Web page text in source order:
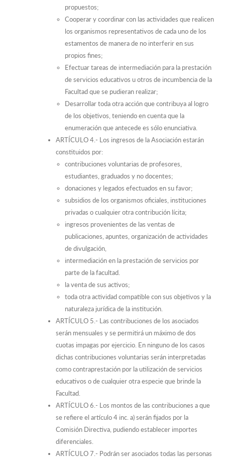
propuestos;
Cooperar y coordinar con las actividades que realicen
los organismos representativos de cada uno de los
estamentos de manera de no interferir en sus
propios fines;
Efectuar tareas de intermediación para la prestación
de servicios educativos u otros de incumbencia de la
Facultad que se pudieran realizar;
Desarrollar toda otra acción que contribuya al logro
de los objetivos, teniendo en cuenta que la
enumeración que antecede es sólo enunciativa.
ARTÍCULO 4.- Los ingresos de la Asociación estarán
constituidos por:
contribuciones voluntarias de profesores,
estudiantes, graduados y no docentes;
donaciones y legados efectuados en su favor;
subsidios de los organismos oficiales, instituciones
privadas o cualquier otra contribución lícita;
ingresos provenientes de las ventas de
publicaciones, apuntes, organización de actividades
de divulgación,
intermediación en la prestación de servicios por
parte de la facultad.
la venta de sus activos;
toda otra actividad compatible con sus objetivos y la
naturaleza jurídica de la institución.
ARTÍCULO 5.- Las contribuciones de los asociados
serán mensuales y se permitirá un máximo de dos
cuotas impagas por ejercicio. En ninguno de los casos
dichas contribuciones voluntarias serán interpretadas
como contraprestación por la utilización de servicios
educativos o de cualquier otra especie que brinde la
Facultad.
ARTÍCULO 6.- Los montos de las contribuciones a que
se refiere el artículo 4 inc. a) serán fijados por la
Comisión Directiva, pudiendo establecer importes
diferenciales.
ARTÍCULO 7.- Podrán ser asociados todas las personas